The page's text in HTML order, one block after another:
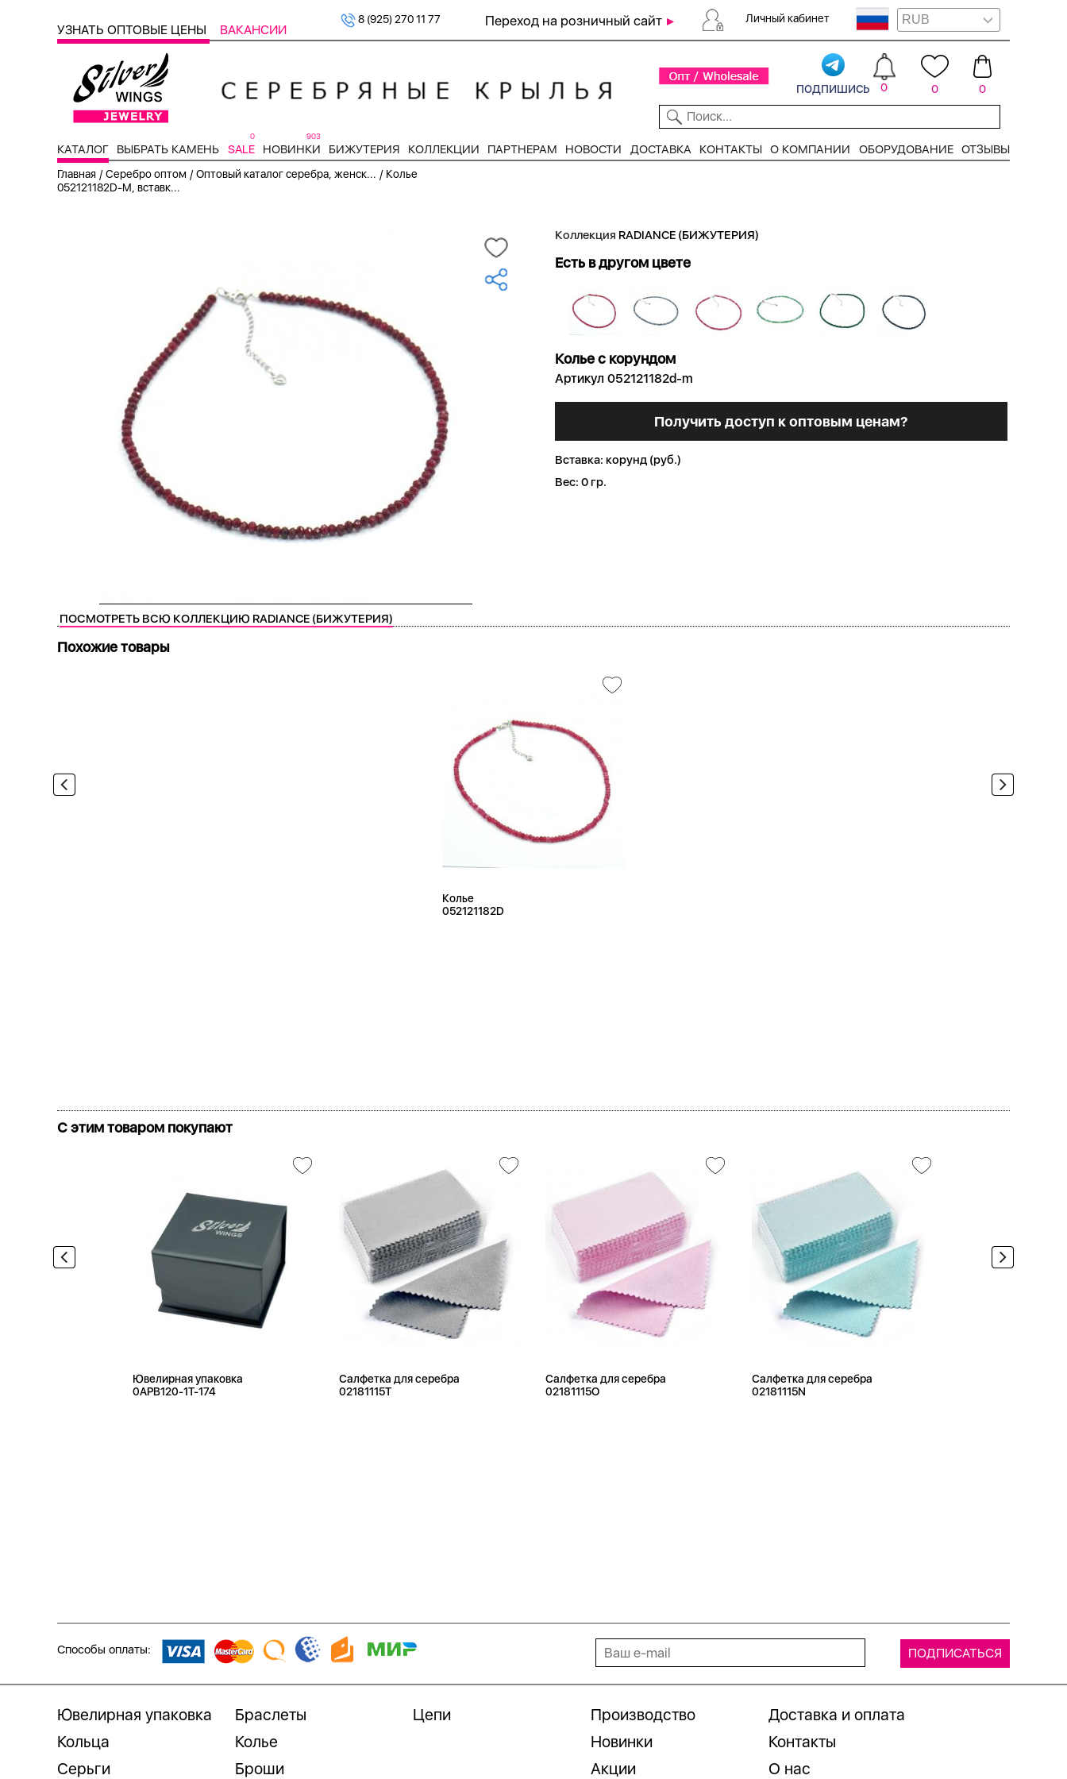
УЗНАТЬ ОПТОВЫЕ ЦЕНЫ ВАКАНСИИ
8 (925) 270 11 77 Переход на розничный сайт Личный кабинет
подпишись 0 0 0
КАТАЛОГ ВЫБРАТЬ КАМЕНЬ SALE
0
НОВИНКИ
903
БИЖУТЕРИЯ КОЛЛЕКЦИИ ПАРТНЕРАМ НОВОСТИ ДОСТАВКА КОНТАКТЫ О КОМПАНИИ ОБОРУДОВАНИЕ ОТЗЫВЫ
Главная /Серебро оптом /Оптовый каталог серебра, женск... / Колье
052121182D-M, вставк...
ПОСМОТРЕТЬ ВСЮ КОЛЛЕКЦИЮ RADIANCE (БИЖУТЕРИЯ)
Коллекция RADIANCE (БИЖУТЕРИЯ)
Есть в другом цвете
Колье с корундом
Артикул 052121182d-m
Получить доступ к оптовым ценам?
Вставка: корунд (руб.)
Вес: 0 гр.
Похожие товары
Колье
052121182D
С этим товаром покупают
Ювелирная упаковка
0APB120-1T-174
Салфетка для серебра
02181115T
Салфетка для серебра
02181115O
Салфетка для серебра
02181115N
Способы оплаты:
Ювелирная упаковка
Кольца
Серьги
Браслеты
Колье
Броши
Цепи
Производство
Новинки
Акции
Доставка и оплата
Контакты
О нас